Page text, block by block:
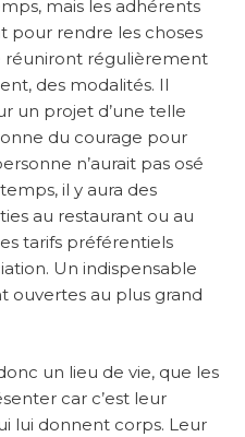
mais les adhérents
pour rendre les choses
réuniront régulièrement
des modalités. Il
un projet d’une telle
du courage pour
n’aurait pas osé
il y aura des
au restaurant ou au
tarifs préférentiels
Un indispensable
ouvertes au plus grand
un lieu de vie, que les
car c’est leur
lui donnent corps. Leur